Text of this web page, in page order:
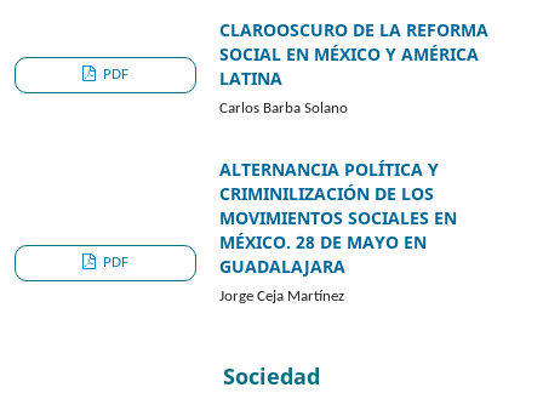
CLAROOSCURO DE LA REFORMA
SOCIAL EN MÉXICO Y AMÉRICA
LATINA
Carlos Barba Solano
PDF
ALTERNANCIA POLÍTICA Y
CRIMINILIZACIÓN DE LOS
MOVIMIENTOS SOCIALES EN
MÉXICO. 28 DE MAYO EN
GUADALAJARA
Jorge Ceja Martínez
PDF
Sociedad